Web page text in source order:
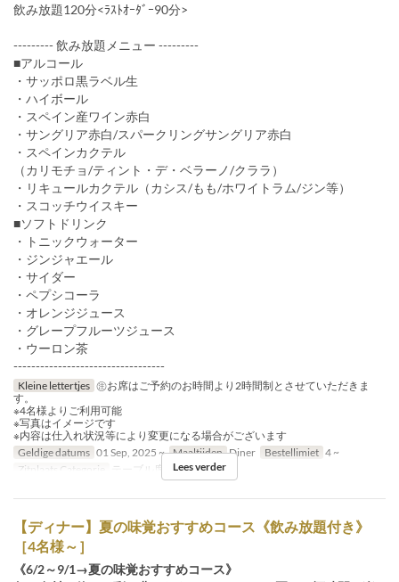
飲み放題120分<ﾗｽﾄｵｰﾀﾞｰ90分>
--------- 飲み放題メニュー ---------
■アルコール
・サッポロ黒ラベル生
・ハイボール
・スペイン産ワイン赤白
・サングリア赤白/スパークリングサングリア赤白
・スペインカクテル
（カリモチョ/ティント・デ・ベラーノ/クララ）
・リキュールカクテル（カシス/もも/ホワイトラム/ジン等）
・スコッチウイスキー
■ソフトドリンク
・トニックウォーター
・ジンジャエール
・サイダー
・ペプシコーラ
・オレンジジュース
・グレープフルーツジュース
・ウーロン茶
----------------------------------
Kleine lettertjes ㊟お席はご予約のお時間より2時間制とさせていただきま
す。
※4名様よりご利用可能
※写真はイメージです
※内容は仕入れ状況等により変更になる場合がございます
Geldige datums 01 Sep, 2025 ~ Maaltijden Diner Bestellimiet 4 ~
Zitplaats Categorie
テーブル席, カウンター席
Lees verder
【ディナー】夏の味覚おすすめコース《飲み放題付き》
［4名様～］
《6/2～9/1→夏の味覚おすすめコース》